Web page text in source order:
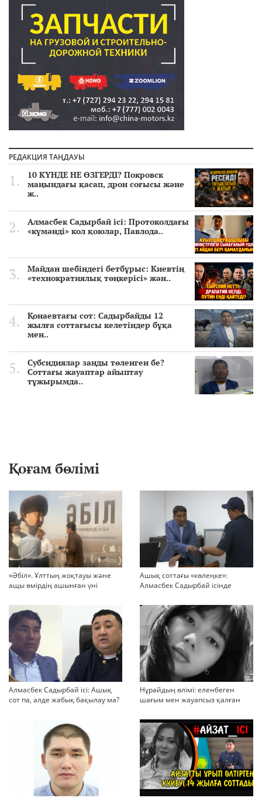
РЕДАКЦИЯ ТАҢДАУЫ
10 КҮНДЕ НЕ ӨЗГЕРДІ? Покровск
маңындағы қасап, дрон соғысы және
ж..
Алмасбек Садырбай ісі: Протоколдағы
«күмәнді» кол қоюлар, Павлода..
Майдан шебіндегі бетбұрыс: Киевтің
«технократиялық төңкерісі» жән..
Қонаевтағы сот: Садырбайды 12
жылға соттағысы келетіндер бұқа
мен..
Субсидиялар заңды төленген бе?
Соттағы жауаптар айыптау
тұжырымда..
Қоғам бөлімі
«Әбіл». Ұлттың жоқтауы және
ащы өмірдің ашынған үні
Ашық соттағы «көлеңке»:
Алмасбек Садырбай ісінде
көбейіп барады
Алмасбек Садырбай ісі: Ашық
сот па, әлде жабық бақылау ма?
Нұрайдың өлімі: еленбеген
шағым мен жауапсыз қалған
қауіп